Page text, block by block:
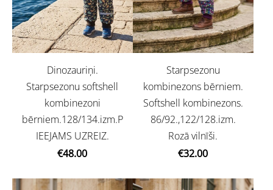
Dinozauriņi.
Starpsezonu softshell
kombinezoni
bērniem.128/134.izm.P
IEEJAMS UZREIZ.
€48.00
Starpsezonu
kombinezons bērniem.
Softshell kombinezons.
86/92.,122/128.izm.
Rozā vilnīši.
€32.00